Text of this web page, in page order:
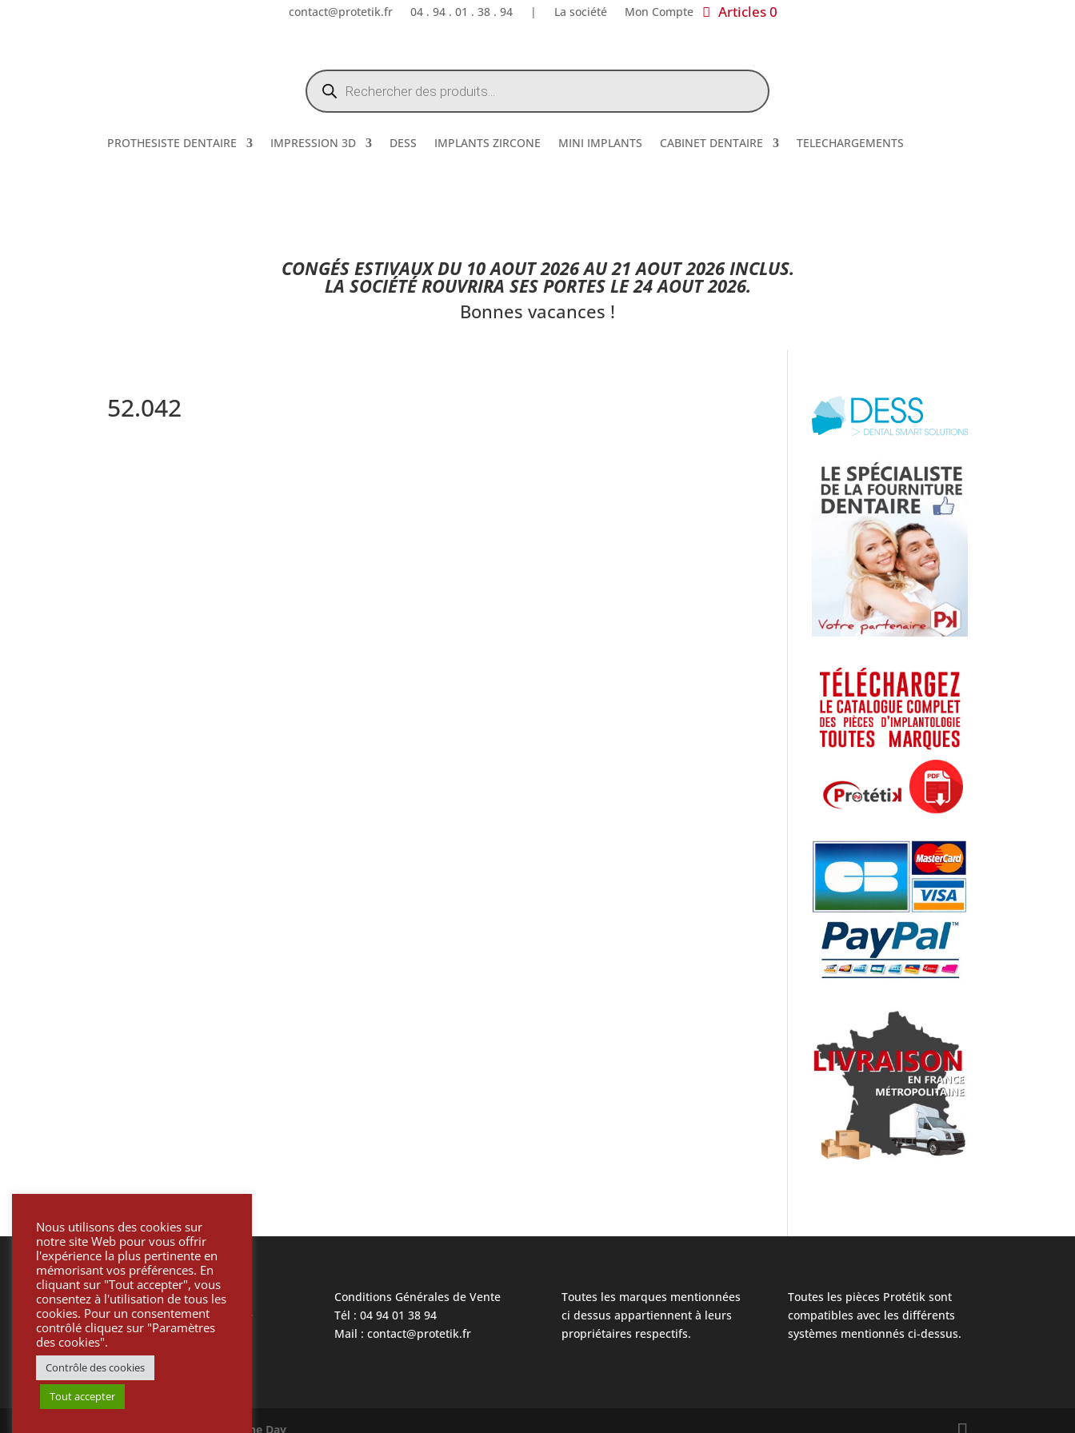
contact@protetik.fr 04 . 94 . 01 . 38 . 94 | La société Mon Compte Articles 0
Recherche
de
produits
PROTHESISTE DENTAIRE IMPRESSION 3D DESS IMPLANTS ZIRCONE MINI IMPLANTS CABINET DENTAIRE TELECHARGEMENTS
CONGÉS ESTIVAUX DU 10 AOUT 2026 AU 21 AOUT 2026 INCLUS.
LA SOCIÉTÉ ROUVRIRA SES PORTES LE 24 AOUT 2026.
Bonnes vacances !
52.042
Mentions légales
Politique de confidentialité
Informatique et liberté
Paiement sécurisé
Conditions Générales de Vente
Tél : 04 94 01 38 94
Mail : contact@protetik.fr
Toutes les marques mentionnées
ci dessus appartiennent à leurs
propriétaires respectifs.
Toutes les pièces Protétik sont
compatibles avec les différents
systèmes mentionnés ci-dessus.
One Day
Nous utilisons des cookies sur
notre site Web pour vous offrir
l'expérience la plus pertinente en
mémorisant vos préférences. En
cliquant sur "Tout accepter", vous
consentez à l'utilisation de tous les
cookies. Pour un consentement
contrôlé cliquez sur "Paramètres
des cookies".
Contrôle des cookies
Tout accepter